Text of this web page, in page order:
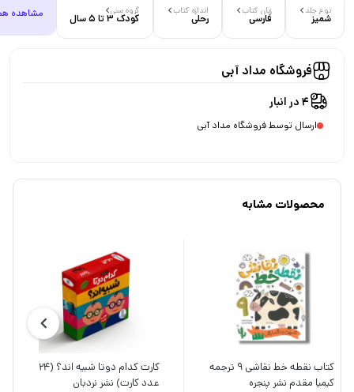
نوع جلد
شمیز
زبان کتاب
فارسی
اندازه کتاب
رحلی
گروه سنی
کودک 3 تا 5 سال مشاهده
فروشگاه مداد آبی
4 در انبار
ارسال توسط فروشگاه مداد آبی
محصولات مشابه
کتاب نقطه خط نقاشی 9 ترجمه
کیمیا مقدم نشر پنجره
کارت کدام دوتا شبیه اند؟ (24
عدد کارت) نشر نردبان